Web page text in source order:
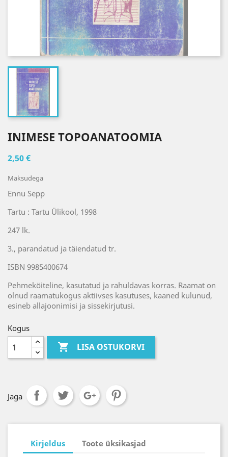
INIMESE TOPOANATOOMIA
2,50 €
Maksudega
Ennu Sepp
Tartu : Tartu Ülikool, 1998
247 lk.
3., parandatud ja täiendatud tr.
ISBN 9985400674
Pehmeköiteline, kasutatud ja rahuldavas korras. Raamat on
olnud raamatukogus aktiivses kasutuses, kaaned kulunud,
esineb allajoonimisi ja sissekirjutusi.
Kogus
 LISA OSTUKORVI
Jaga
Kirjeldus Toote üksikasjad